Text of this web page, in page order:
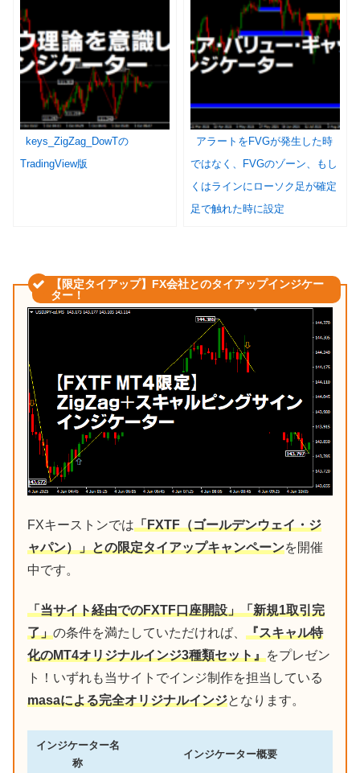
keys_ZigZag_DowTの
TradingView版
アラートをFVGが発生した時
ではなく、FVGのゾーン、もし
くはラインにローソク足が確定
足で触れた時に設定
【限定タイアップ】FX会社とのタイアップインジケー
ター！
FXキーストンでは「FXTF（ゴールデンウェイ・ジ
ャパン）」との限定タイアップキャンペーンを開催
中です。
「当サイト経由でのFXTF口座開設」「新規1取引完
了」の条件を満たしていただければ、 『スキャル特
化のMT4オリジナルインジ3種類セット』をプレゼン
ト！いずれも当サイトでインジ制作を担当している
masaによる完全オリジナルインジとなります。
インジケーター名
称
インジケーター概要